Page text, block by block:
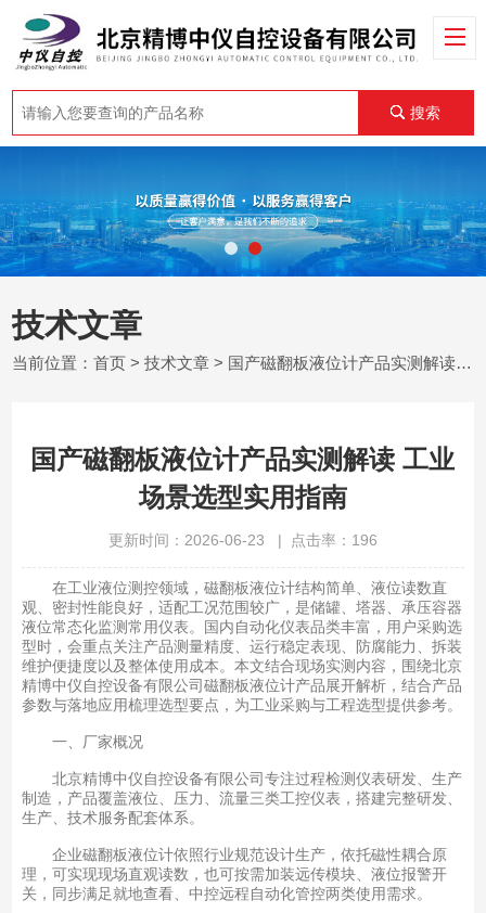
搜索
技术文章
当前位置：首页 >技术文章 > 国产磁翻板液位计产品实测解读 工业场景选型实用指南
国产磁翻板液位计产品实测解读 工业
场景选型实用指南
更新时间：2026-06-23 | 点击率：196
在工业液位测控领域，磁翻板液位计结构简单、液位读数直
观、密封性能良好，适配工况范围较广，是储罐、塔器、承压容器
液位常态化监测常用仪表。国内自动化仪表品类丰富，用户采购选
型时，会重点关注产品测量精度、运行稳定表现、防腐能力、拆装
维护便捷度以及整体使用成本。本文结合现场实测内容，围绕北京
精博中仪自控设备有限公司磁翻板液位计产品展开解析，结合产品
参数与落地应用梳理选型要点，为工业采购与工程选型提供参考。
一、厂家概况
北京精博中仪自控设备有限公司专注过程检测仪表研发、生产
制造，产品覆盖液位、压力、流量三类工控仪表，搭建完整研发、
生产、技术服务配套体系。
企业磁翻板液位计依照行业规范设计生产，依托磁性耦合原
理，可实现现场直观读数，也可按需加装远传模块、液位报警开
关，同步满足就地查看、中控远程自动化管控两类使用需求。